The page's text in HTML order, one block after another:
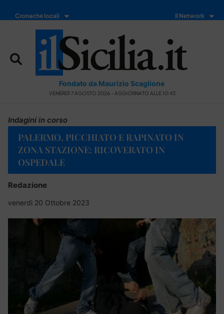
Cronache locali Il Network
Fondato da Maurizio Scaglione
VENERDÌ 7 AGOSTO 2026 - AGGIORNATO ALLE 10:43
Indagini in corso
PALERMO, PICCHIATO E RAPINATO IN
ZONA STAZIONE: RICOVERATO IN
OSPEDALE
Redazione
venerdì 20 Ottobre 2023